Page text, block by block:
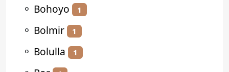
⚬ Bohoyo 1
⚬ Bolmir 1
⚬ Bolulla 1